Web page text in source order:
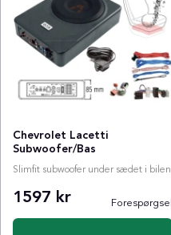
Chevrolet Lacetti
Subwoofer/Bas
Slimfit subwoofer under sædet i bilen
1597 kr Forespørgsel